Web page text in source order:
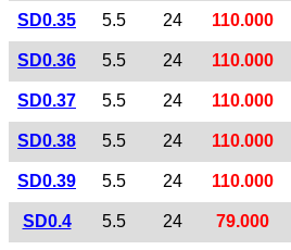
SD0.35 5.5 24 110.000
SD0.36 5.5 24 110.000
SD0.37 5.5 24 110.000
SD0.38 5.5 24 110.000
SD0.39 5.5 24 110.000
SD0.4 5.5 24 79.000